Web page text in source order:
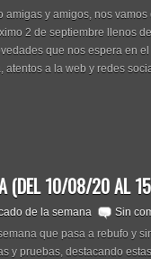
amigas y amigos, nos
2 de septiembre llenos
que nos espera en
atentos a la web y redes
(DEL 10/08/20 AL
de la semana
Sin
que pasa a rebufo y
y pruebas, destacando